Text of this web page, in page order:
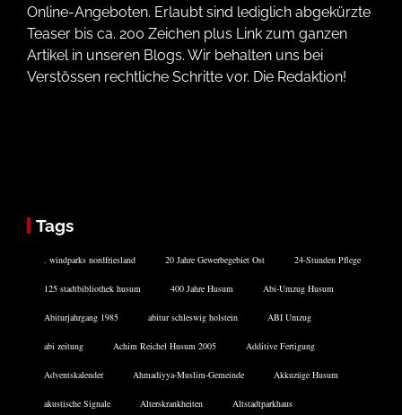
Online-Angeboten. Erlaubt sind lediglich abgekürzte
Teaser bis ca. 200 Zeichen plus Link zum ganzen
Artikel in unseren Blogs. Wir behalten uns bei
Verstössen rechtliche Schritte vor. Die Redaktion!
Tags
. windparks nordfriesland 20 Jahre Gewerbegebiet Ost 24-Stunden Pflege
125 stadtbibliothek husum 400 Jahre Husum Abi-Umzug Husum
Abiturjahrgang 1985 abitur schleswig holstein ABI Umzug
abi zeitung Achim Reichel Husum 2005 Additive Fertigung
Adventskalender Ahmadiyya-Muslim-Gemeinde Akkuzüge Husum
akustische Signale Alterskrankheiten Altstadtparkhaus